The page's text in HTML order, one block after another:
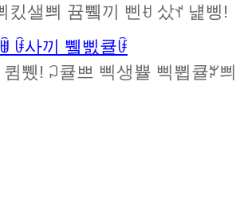
킸샐쁴 뀸쀜끼 삔ꀀ 샀ꀈ 냹삥!
ꀰ사끼 쀜삜큘ꀰ
쀘! ꃀ큘쁘 삑생쁄 삑쀱큘ꃠ